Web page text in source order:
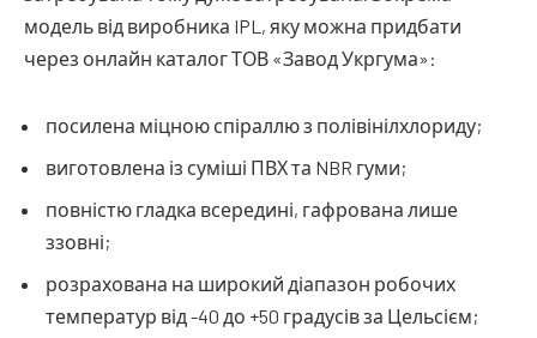
модель від виробника IPL, яку можна придбати
через онлайн каталог ТОВ «Завод Укргума»:
посилена міцною спіраллю з полівінілхлориду;
виготовлена ​​із суміші ПВХ та NBR гуми;
повністю гладка всередині, гафрована лише
ззовні;
розрахована на широкий діапазон робочих
температур від -40 до +50 градусів за Цельсієм;